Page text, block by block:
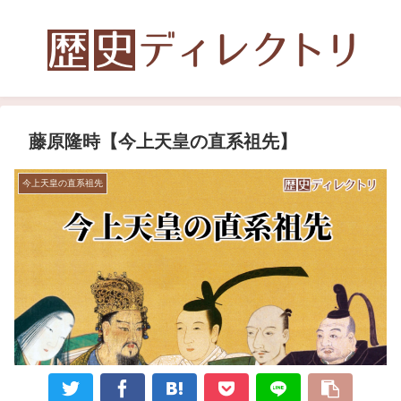
藤原隆時【今上天皇の直系祖先】
今上天皇の直系祖先